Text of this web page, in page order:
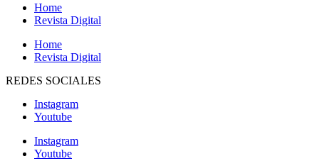
Home
Revista Digital
Home
Revista Digital
REDES SOCIALES
Instagram
Youtube
Instagram
Youtube